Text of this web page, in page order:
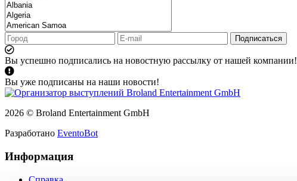
Подписаться
Вы успешно подписались на новостную рассылку от нашей компании!
Вы уже подписаны на наши новости!
2026 © Broland Entertainment GmbH
Разработано EventoBot
Информация